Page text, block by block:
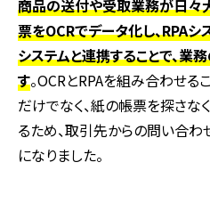
商品の送付や受取業務が日々
票をOCRでデータ化し、RPA
システムと連携することで、
す。OCRとRPAを組み合わせる
だけでなく、紙の帳票を探さな
るため、取引先からの問い合
になりました。